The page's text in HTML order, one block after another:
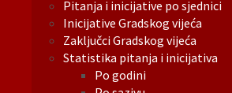
Pitanja i inicijative po sjednici
Inicijative Gradskog vijeća
Zaključci Gradskog vijeća
Statistika pitanja i inicijativa
Po godini